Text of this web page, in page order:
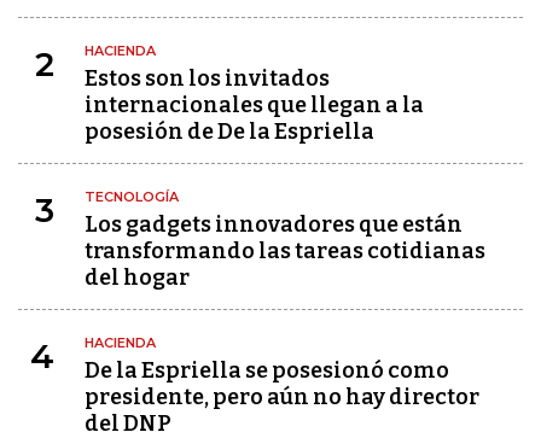
2 HACIENDA
Estos son los invitados
internacionales que llegan a la
posesión de De la Espriella
3 TECNOLOGÍA
Los gadgets innovadores que están
transformando las tareas cotidianas
del hogar
4 HACIENDA
De la Espriella se posesionó como
presidente, pero aún no hay director
del DNP